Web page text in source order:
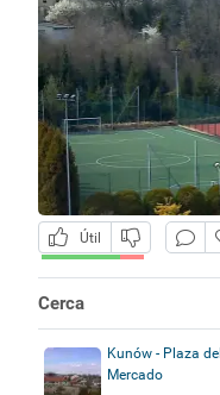
Útil
Cerca
Kunów - Plaza del
Mercado